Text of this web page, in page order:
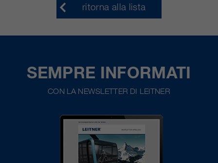
ritorna alla lista
SEMPRE INFORMATI
CON LA NEWSLETTER DI LEITNER